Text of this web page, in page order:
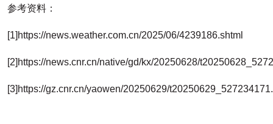
参考资料：
[1]https://news.weather.com.cn/2025/06/4239186.shtml
[2]https://news.cnr.cn/native/gd/kx/20250628/
[3]https://gz.cnr.cn/yaowen/20250629/